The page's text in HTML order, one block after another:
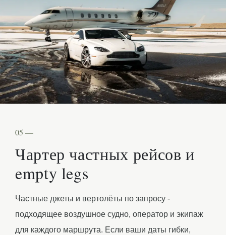
05 —
Чартер частных рейсов и
empty legs
Частные джеты и вертолёты по запросу -
подходящее воздушное судно, оператор и экипаж
для каждого маршрута. Если ваши даты гибки,